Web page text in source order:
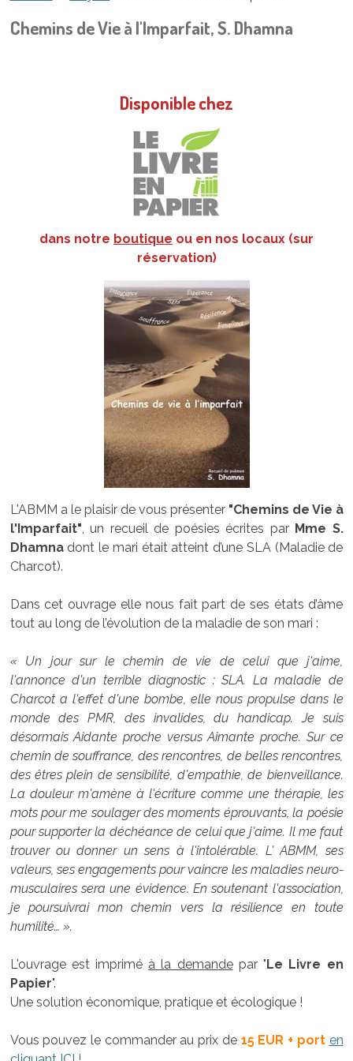
Chemins de Vie à l'Imparfait, S. Dhamna
Disponible chez
dans notre boutique ou en nos locaux (sur
réservation)
L'ABMM a le plaisir de vous présenter "Chemins de Vie à
l'Imparfait" , un recueil de poésies écrites par Mme S.
Dhamnadont le mari était atteint d’une SLA (Maladie de
Charcot).
Dans cet ouvrage elle nous fait part de ses états d’âme
tout au long de l’évolution de la maladie de son mari :
« Un jour sur le chemin de vie de celui que j'aime,
l'annonce d'un terrible diagnostic : SLA. La maladie de
Charcot a l'effet d'une bombe, elle nous propulse dans le
monde des PMR, des invalides, du handicap. Je suis
désormais Aidante proche versus Aimante proche. Sur ce
chemin de souffrance, des rencontres, de belles rencontres,
des êtres plein de sensibilité, d'empathie, de bienveillance.
La douleur m'amène à l'écriture comme une thérapie, les
mots pour me soulager des moments éprouvants, la poésie
pour supporter la déchéance de celui que j'aime. Il me faut
trouver ou donner un sens à l'intolérable. L' ABMM, ses
valeurs, ses engagements pour vaincre les maladies neuro-
musculaires sera une évidence. En soutenant l'association,
je poursuivrai mon chemin vers la résilience en toute
humilité… ».
L'ouvrage est imprimé à la demandepar "Le Livre en
Papier".
Une solution économique, pratique et écologique !
Vous pouvez le commander au prix de 15 EUR + port en